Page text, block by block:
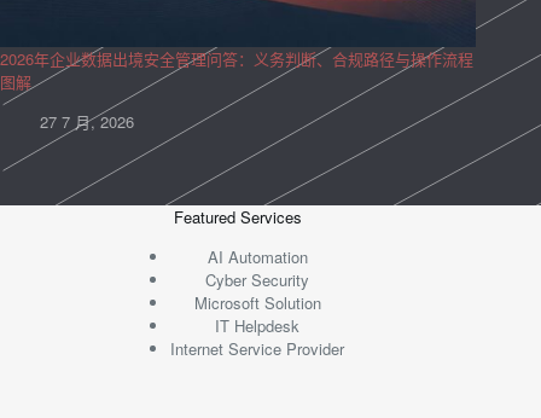
2026年企业数据出境安全管理问答：义务判断、合规路径与操作流程
图解
27 7 月, 2026
Featured Services
AI Automation
Cyber Security
Microsoft Solution
IT Helpdesk
Internet Service Provider